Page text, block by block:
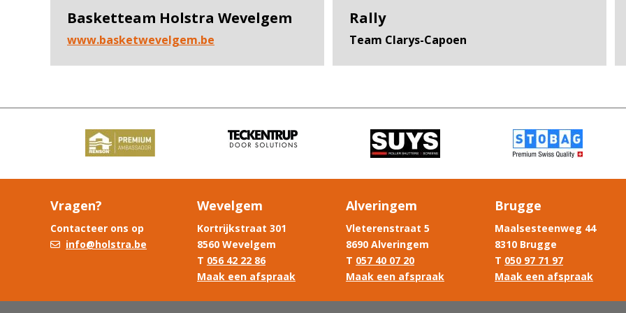
Basketteam Holstra Wevelgem
www.basketwevelgem.be
Rally
Team Clarys-Capoen
Vragen?
Contacteer ons op
info@holstra.be
Wevelgem
Kortrijkstraat 301
8560 Wevelgem
T 056 42 22 86
Maak een afspraak
Alveringem
Vleterenstraat 5
8690 Alveringem
T 057 40 07 20
Maak een afspraak
Brugge
Maalsesteenweg 44
8310 Brugge
T 050 97 71 97
Maak een afspraak